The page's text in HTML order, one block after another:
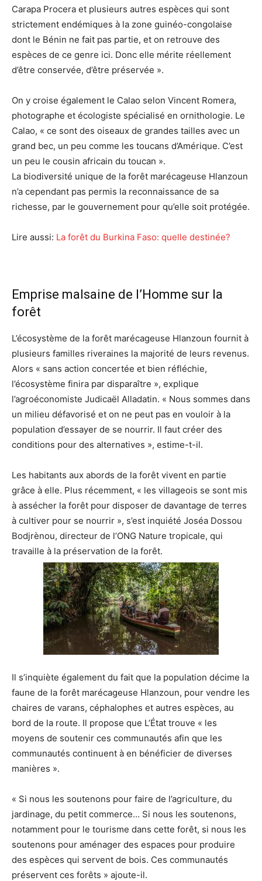
Carapa Procera et plusieurs autres espèces qui sont
strictement endémiques à la zone guinéo-congolaise
dont le Bénin ne fait pas partie, et on retrouve des
espèces de ce genre ici. Donc elle mérite réellement
d’être conservée, d’être préservée ».
On y croise également le Calao selon Vincent Romera,
photographe et écologiste spécialisé en ornithologie. Le
Calao, « ce sont des oiseaux de grandes tailles avec un
grand bec, un peu comme les toucans d’Amérique. C’est
un peu le cousin africain du toucan ».
La biodiversité unique de la forêt marécageuse Hlanzoun
n’a cependant pas permis la reconnaissance de sa
richesse, par le gouvernement pour qu’elle soit protégée.
Lire aussi: La forêt du Burkina Faso: quelle destinée?
Emprise malsaine de l’Homme sur la
forêt
L’écosystème de la forêt marécageuse Hlanzoun fournit à
plusieurs familles riveraines la majorité de leurs revenus.
Alors « sans action concertée et bien réfléchie,
l’écosystème finira par disparaître », explique
l’agroéconomiste Judicaël Alladatin. « Nous sommes dans
un milieu défavorisé et on ne peut pas en vouloir à la
population d’essayer de se nourrir. Il faut créer des
conditions pour des alternatives », estime-t-il.
Les habitants aux abords de la forêt vivent en partie
grâce à elle. Plus récemment, « les villageois se sont mis
à assécher la forêt pour disposer de davantage de terres
à cultiver pour se nourrir », s’est inquiété Joséa Dossou
Bodjrènou, directeur de l’ONG Nature tropicale, qui
travaille à la préservation de la forêt.
Il s’inquiète également du fait que la population décime la
faune de la forêt marécageuse Hlanzoun, pour vendre les
chaires de varans, céphalophes et autres espèces, au
bord de la route. Il propose que L’État trouve « les
moyens de soutenir ces communautés afin que les
communautés continuent à en bénéficier de diverses
manières ».
« Si nous les soutenons pour faire de l’agriculture, du
jardinage, du petit commerce… Si nous les soutenons,
notamment pour le tourisme dans cette forêt, si nous les
soutenons pour aménager des espaces pour produire
des espèces qui servent de bois. Ces communautés
préservent ces forêts » ajoute-il.